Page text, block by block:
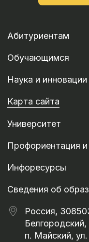
Абитуриентам
Обучающимся
Наука и инновации
Карта сайта
Университет
Профориентация
Инфоресурсы
Сведения об
Россия,
Белгородский,
п. Майский,